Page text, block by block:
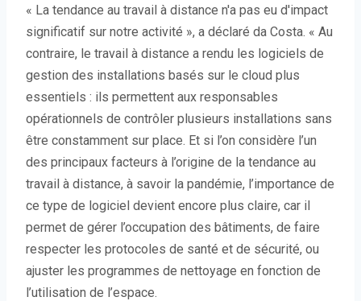
« La tendance au travail à distance n'a pas eu d'impact
significatif sur notre activité », a déclaré da Costa. « Au
contraire, le travail à distance a rendu les logiciels de
gestion des installations basés sur le cloud plus
essentiels : ils permettent aux responsables
opérationnels de contrôler plusieurs installations sans
être constamment sur place. Et si l’on considère l’un
des principaux facteurs à l’origine de la tendance au
travail à distance, à savoir la pandémie, l’importance de
ce type de logiciel devient encore plus claire, car il
permet de gérer l’occupation des bâtiments, de faire
respecter les protocoles de santé et de sécurité, ou
ajuster les programmes de nettoyage en fonction de
l’utilisation de l’espace.